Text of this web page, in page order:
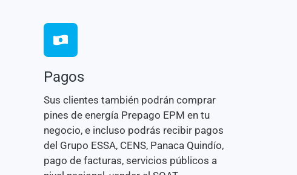
Pagos
Sus clientes también podrán comprar
pines de energía Prepago EPM en tu
negocio, e incluso podrás recibir pagos
del Grupo ESSA, CENS, Panaca Quindío,
pago de facturas, servicios públicos a